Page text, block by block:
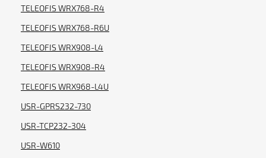
TELEOFIS WRX768-R4
TELEOFIS WRX768-R6U
TELEOFIS WRX908-L4
TELEOFIS WRX908-R4
TELEOFIS WRX968-L4U
USR-GPRS232-730
USR-TCP232-304
USR-W610